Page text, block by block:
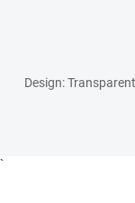
Design: Transparent
`